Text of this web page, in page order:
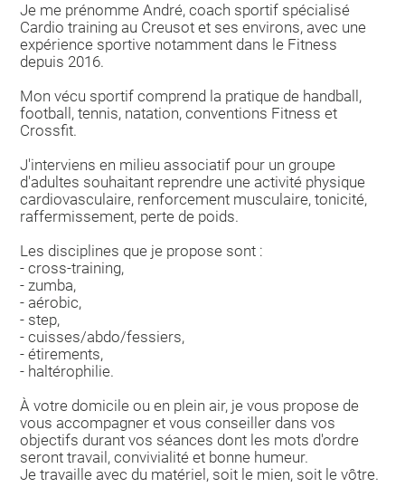
Je me prénomme André, coach sportif spécialisé
Cardio training au Creusot et ses environs, avec une
expérience sportive notamment dans le Fitness
depuis 2016.
Mon vécu sportif comprend la pratique de handball,
football, tennis, natation, conventions Fitness et
Crossfit.
J'interviens en milieu associatif pour un groupe
d'adultes souhaitant reprendre une activité physique
cardiovasculaire, renforcement musculaire, tonicité,
raffermissement, perte de poids.
Les disciplines que je propose sont :
- cross-training,
- zumba,
- aérobic,
- step,
- cuisses/abdo/fessiers,
- étirements,
- haltérophilie.
À votre domicile ou en plein air, je vous propose de
vous accompagner et vous conseiller dans vos
objectifs durant vos séances dont les mots d'ordre
seront travail, convivialité et bonne humeur.
Je travaille avec du matériel, soit le mien, soit le vôtre.